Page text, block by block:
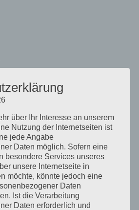
über Ihr Interesse an unserem
Nutzung der Internetseiten ist
jede Angabe
Daten möglich. Sofern eine
besondere Services unseres
unsere Internetseite in
möchte, könnte jedoch eine
Daten
Ist die Verarbeitung
Daten erforderlich und